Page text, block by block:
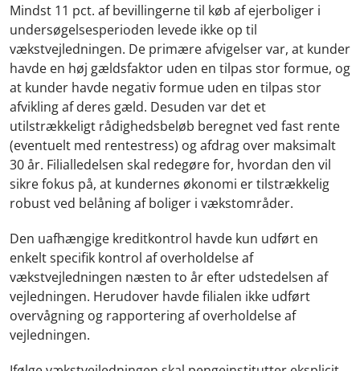
Mindst 11 pct. af bevillingerne til køb af ejerboliger i
undersøgelsesperioden levede ikke op til
vækstvejledningen. De primære afvigelser var, at kunder
havde en høj gældsfaktor uden en tilpas stor formue, og
at kunder havde negativ formue uden en tilpas stor
afvikling af deres gæld. Desuden var det et
utilstrækkeligt rådighedsbeløb beregnet ved fast rente
(eventuelt med rentestress) og afdrag over maksimalt
30 år. Filialledelsen skal redegøre for, hvordan den vil
sikre fokus på, at kundernes økonomi er tilstrækkelig
robust ved belåning af boliger i vækstområder.
Den uafhængige kreditkontrol havde kun udført en
enkelt specifik kontrol af overholdelse af
vækstvejledningen næsten to år efter udstedelsen af
vejledningen. Herudover havde filialen ikke udført
overvågning og rapportering af overholdelse af
vejledningen.